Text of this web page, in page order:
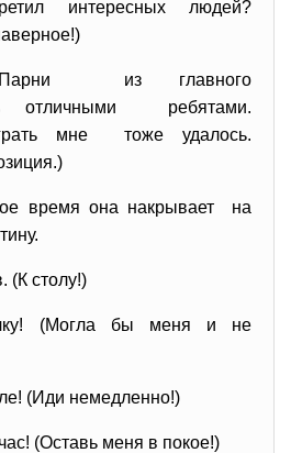
интересных людей?
из главного
отличными ребятами.
мне тоже удалось.
время она накрывает на
(К столу!)
(Могла бы меня и не
(Иди немедленно!)
(Оставь меня в покое!)